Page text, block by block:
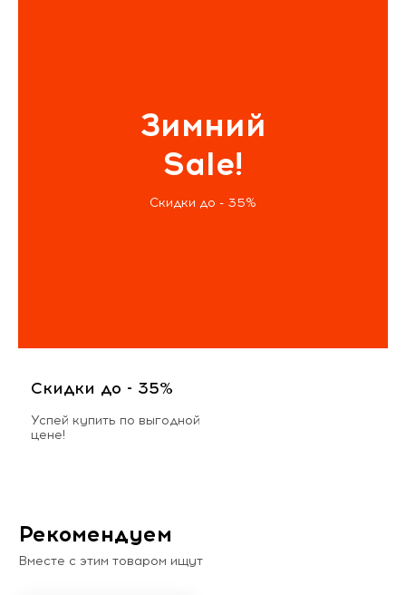
Зимний
Sale!
Скидки до - 35%
Скидки до - 35%
Успей купить по выгодной
цене!
Рекомендуем
Вместе с этим товаром ищут